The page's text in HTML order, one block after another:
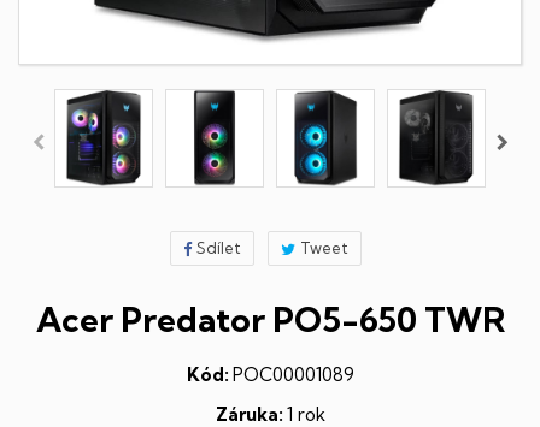
Sdílet Tweet
Acer Predator PO5-650 TWR
Kód: POC00001089
Záruka: 1 rok